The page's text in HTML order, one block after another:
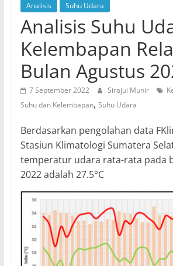
Koordinator
BMKG
Sumatera
Selatan
Analisis Suhu Udara
Analisis Suhu
Kelembapan
Bulan Agustus
7 September 2022 Sirajul Munir
Suhu dan Kelembapan, Suhu Udara
Berdasarkan pengolahan data
Stasiun Klimatologi Sumatera
temperatur udara rata-rata pada
2022 adalah 27.5°C